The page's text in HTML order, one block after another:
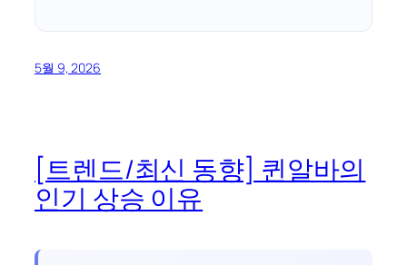
5월 9, 2026
[트렌드/최신 동향] 퀸알바의
인기 상승 이유